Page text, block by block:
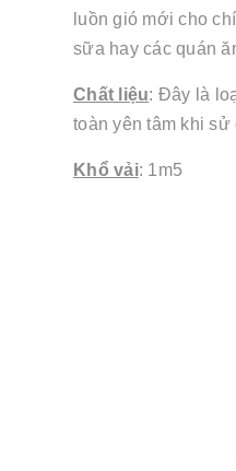
luồn gió mới cho
sữa hay các quán
Chất liệu: Đây là
toàn yên tâm khi sử
Khổ vải: 1m5